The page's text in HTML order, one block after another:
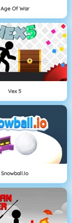
Age Of War
Vex 5
Snowball.io